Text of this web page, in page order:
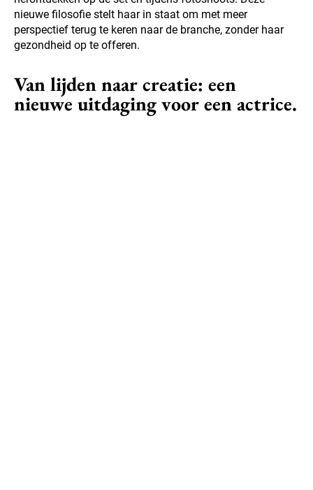
nieuwe filosofie stelt haar in staat om met meer
perspectief terug te keren naar de branche, zonder haar
gezondheid op te offeren.
Van lijden naar creatie: een
nieuwe uitdaging voor een actrice.